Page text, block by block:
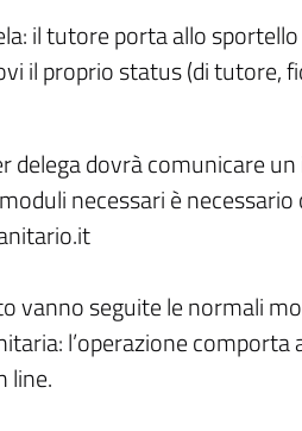
il tutore porta allo
il proprio status (di tutore,
delega dovrà comunicare
necessari è
vanno seguite le normali
l’operazione
line.